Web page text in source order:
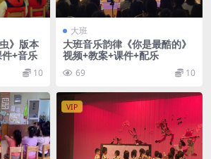
》版本
+音乐
10
大班
大班音乐韵律《你是最酷的》
视频+教案+课件+配乐
69 10
VIP